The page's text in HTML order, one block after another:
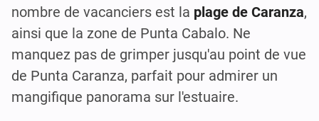
nombre de vacanciers est la plage de Caranza,
ainsi que la zone de Punta Cabalo. Ne
manquez pas de grimper jusqu'au point de vue
de Punta Caranza, parfait pour admirer un
mangifique panorama sur l'estuaire.